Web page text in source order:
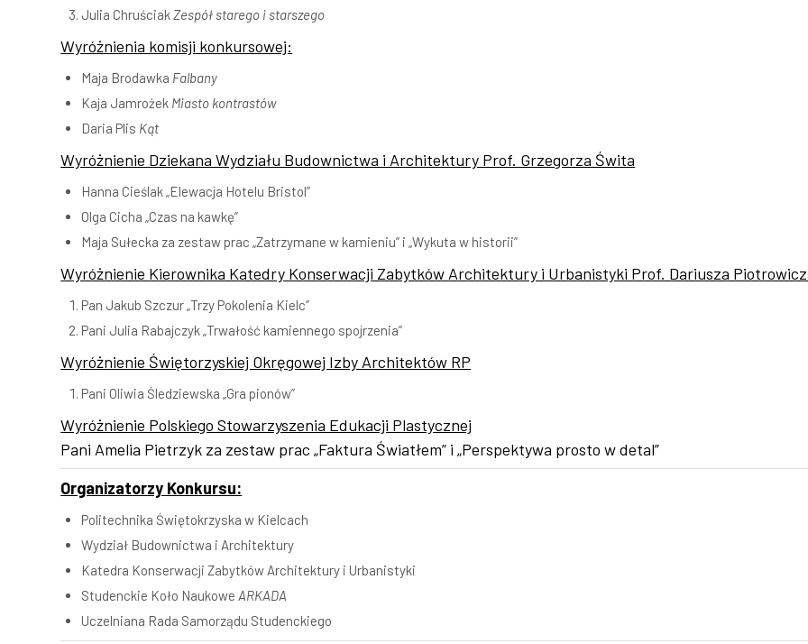
Julia ChruściakZespół starego i starszego
Wyróżnienia komisji konkursowej:
Maja Brodawka Falbany
Kaja Jamrożek Miasto kontrastów
Daria Plis Kąt
Wyróżnienie Dziekana Wydziału Budownictwa i Architektury Prof. Grzegorza Świta
Hanna Cieślak „Elewacja Hotelu Bristol”
Olga Cicha „Czas na kawkę”
Maja Sułecka za zestaw prac „Zatrzymane w kamieniu” i „Wykuta w historii”
Wyróżnienie Kierownika Katedry Konserwacji Zabytków Architektury i Urbanistyki Prof. Dariusza
Pan Jakub Szczur „Trzy Pokolenia Kielc”
Pani Julia Rabajczyk „Trwałość kamiennego spojrzenia”
Wyróżnienie Świętorzyskiej Okręgowej Izby Architektów RP
Pani Oliwia Śledziewska „Gra pionów”
Wyróżnienie Polskiego Stowarzyszenia Edukacji Plastycznej
Pani Amelia Pietrzyk za zestaw prac „Faktura Światłem” i „Perspektywa prosto w detal”
Organizatorzy Konkursu:
Politechnika Świętokrzyska w Kielcach
Wydział Budownictwa i Architektury
Katedra Konserwacji Zabytków Architektury i Urbanistyki
Studenckie Koło Naukowe ARKADA
Uczelniana Rada Samorządu Studenckiego